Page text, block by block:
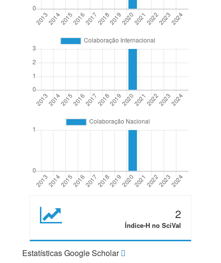
2
Índice-H no SciVal
Estatísticas Google Scholar